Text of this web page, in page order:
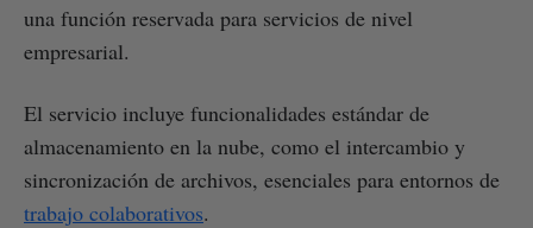
una función reservada para servicios de nivel
empresarial.
El servicio incluye funcionalidades estándar de
almacenamiento en la nube, como el intercambio y
sincronización de archivos, esenciales para entornos de
trabajo colaborativos.